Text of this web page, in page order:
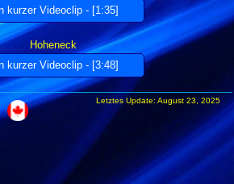
Hoheneck
Letztes Update: August 23, 2025